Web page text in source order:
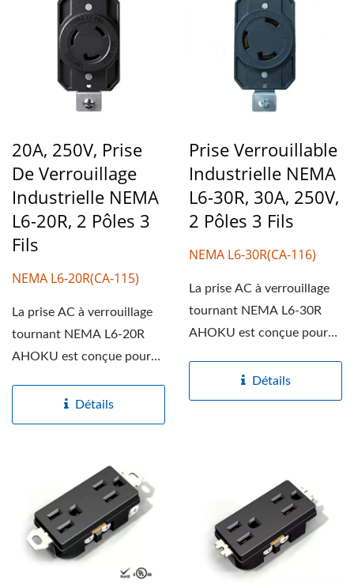
20A, 250V, Prise
De Verrouillage
Industrielle NEMA
L6-20R, 2 Pôles 3
Fils
NEMA L6-20R(CA-115)
La prise AC à verrouillage
tournant NEMA L6-20R
AHOKU est conçue pour
puissance...
Détails
Prise Verrouillable
Industrielle NEMA
L6-30R, 30A, 250V,
2 Pôles 3 Fils
NEMA L6-30R(CA-116)
La prise AC à verrouillage
tournant NEMA L6-30R
AHOKU est conçue pour
puissance...
Détails